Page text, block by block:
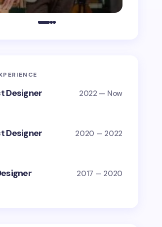
Designer 2022 — Now
Designer 2020 — 2022
2017 — 2020